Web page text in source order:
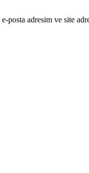
posta adresim ve site